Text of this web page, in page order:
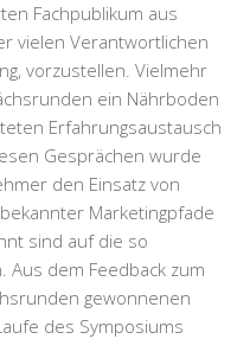
Fachpublikum aus
vielen Verantwortlichen
vorzustellen. Vielmehr
ein Nährboden
Erfahrungsaustausch
Gesprächen wurde
den Einsatz von
Marketingpfade
sind auf die so
dem Feedback zum
gewonnenen
des Symposiums